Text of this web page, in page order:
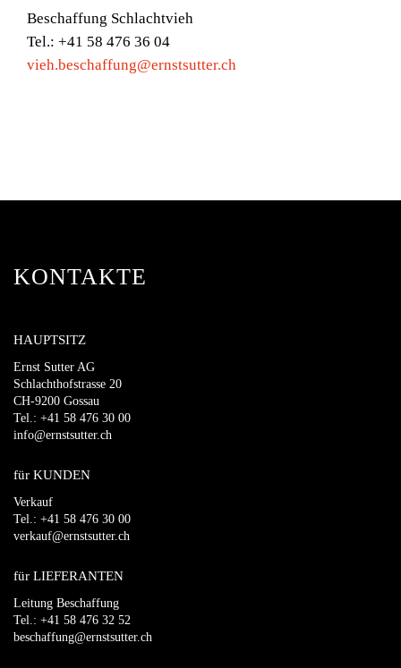
Beschaffung Schlachtvieh
Tel.: +41 58 476 36 04
vieh.beschaffung@ernstsutter.ch
KONTAKTE
HAUPTSITZ
Ernst Sutter AG
Schlachthofstrasse 20
CH-9200 Gossau
Tel.: +41 58 476 30 00
info@ernstsutter.ch
für KUNDEN
Verkauf
Tel.: +41 58 476 30 00
verkauf@ernstsutter.ch
für LIEFERANTEN
Leitung Beschaffung
Tel.: +41 58 476 32 52
beschaffung@ernstsutter.ch